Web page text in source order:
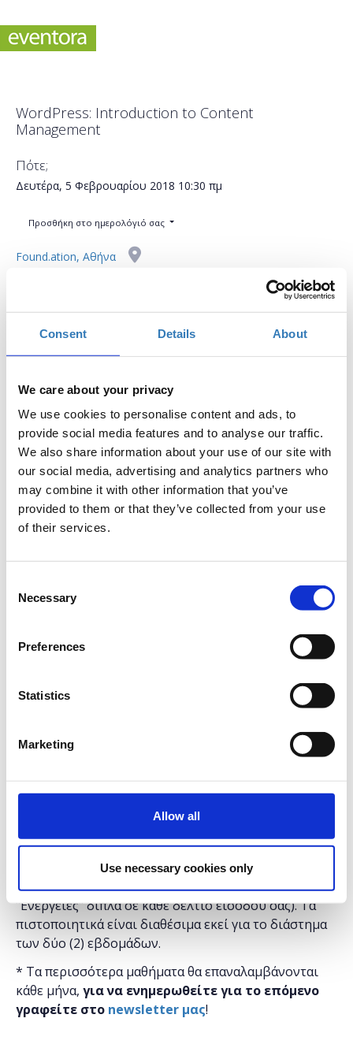
Consent Details About
We care about your privacy
We use cookies to personalise content and ads, to
provide social media features and to analyse our traffic.
We also share information about your use of our site with
our social media, advertising and analytics partners who
may combine it with other information that you’ve
provided to them or that they’ve collected from your use
of their services.
Selection
Necessary
Preferences
Statistics
Marketing
Allow all
Use necessary cookies only
WordPress: Introduction to Content
Management
Πότε;
Δευτέρα, 5 Φεβρουαρίου 2018 10:30 πμ
Προσθήκη στο ημερολόγιό σας
Found.ation, Αθήνα
Το σεμινάριο έχει ως στόχο να μάθει στους
συμμετέχοντες πώς μπορούν να δημιουργήσουν με
ευκολία αλλά και αποτελεσματικότητα περιεχόμενο,
στην πλατφόρμα του WordPress, να οργανώσουν το
σκελετό του site τους, να διαμορφώνουν και να
προσαρμόζουν περιεχόμενο ανάλογα με τις ανάγκες
Τα μαθήματα γίνονται μόνο με φυσική παρουσία.
ΣτοFound.ation
"Microsoft
συμμετοχή για το κοινό
* Τα μαθήματα γίνονται μόνο με φυσική παρουσία.
μόνο σε ένα, αυτό που σας βολεύει περισσότερο σε
* Μετά το τέλος τον μαθημάτων και αφού το έχετε
παρακολουθήσει μπορείτε να εκτυπώσετε τα
πιστοποιητικά ​σας στοMyTickets(Επιλέγοντας
"Ενέργειες" δίπλα σε κάθε δελτίο εισόδου σας). Τα
πιστοποιητικά είναι διαθέσιμα εκεί για το διάστημα
των δύο (2) εβδομάδων.
* Τα περισσότερα μαθήματα θα επαναλαμβάνονται
κάθε μήνα, για να ενημερωθείτε για το επόμενο
γραφείτε στο newsletter μας!